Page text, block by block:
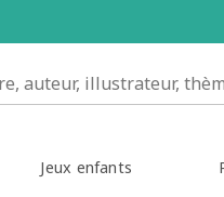
Jeux enfants